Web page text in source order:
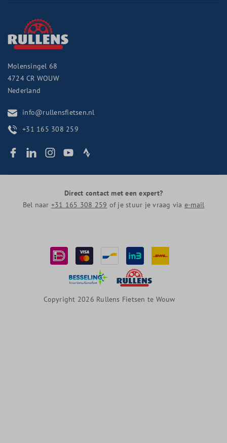
Molensingel 68
4724 CR WOUW
Nederland
info@rullensfietsen.nl
+31 165 308 259
Direct contact met een expert?
Bel naar +31 165 308 259 of je stuur je vraag via e-mail
Copyright 2026 Rullens Fietsen te Wouw